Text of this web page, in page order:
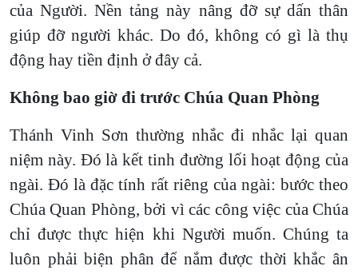
của Người. Nền tảng này nâng đỡ sự dấn thân
giúp đỡ người khác. Do đó, không có gì là thụ
động hay tiền định ở đây cả.
Không bao giờ đi trước Chúa Quan Phòng
Thánh Vinh Sơn thường nhắc đi nhắc lại quan
niệm này. Đó là kết tinh đường lối hoạt động của
ngài. Đó là đặc tính rất riêng của ngài: bước theo
Chúa Quan Phòng, bởi vì các công việc của Chúa
chỉ được thực hiện khi Người muốn. Chúng ta
luôn phải biện phân để nắm được thời khắc ân